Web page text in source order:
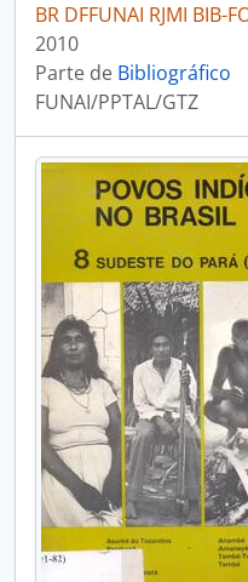
BR DFFUNAI RJMI BIB-
2010
Parte de Bibliográfico
FUNAI/PPTAL/GTZ